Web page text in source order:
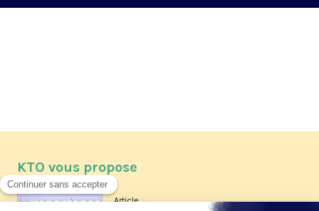
KTO vous propose
Article